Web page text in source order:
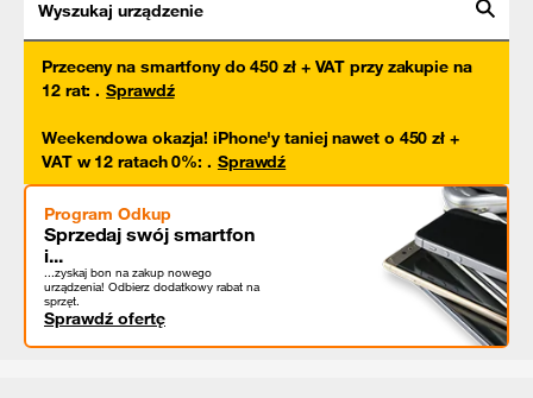
Wyszukaj urządzenie
Przeceny na smartfony do 450 zł + VAT przy zakupie na
12 rat: . Sprawdź
Weekendowa okazja! iPhone'y taniej nawet o 450 zł +
VAT w 12 ratach 0%: . Sprawdź
Program Odkup
Sprzedaj swój smartfon
i...
...zyskaj bon na zakup nowego
urządzenia! Odbierz dodatkowy rabat na
sprzęt.
Sprawdź ofertę